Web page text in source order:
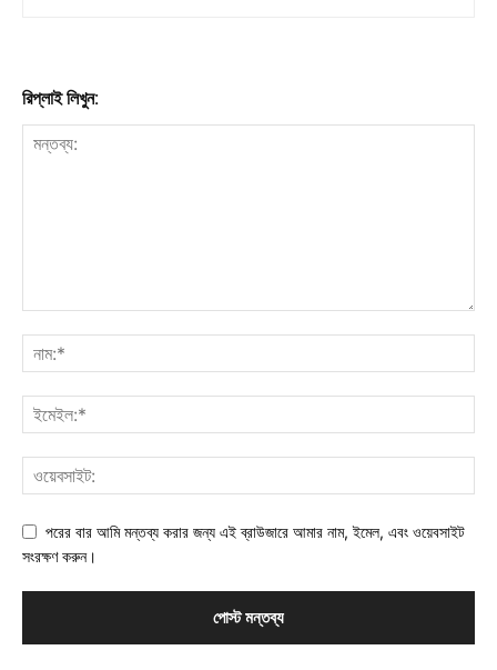
রিপ্লাই লিখুন:
পরের বার আমি মন্তব্য করার জন্য এই ব্রাউজারে আমার নাম, ইমেল, এবং ওয়েবসাইট
সংরক্ষণ করুন।